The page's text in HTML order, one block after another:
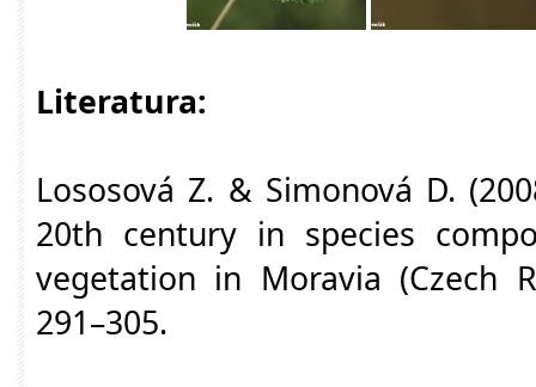
Literatura:
Lososová Z. & Simonová D.
20th century in species
vegetation in Moravia (Czech
291–305.